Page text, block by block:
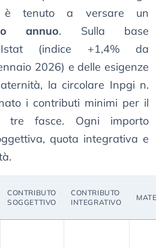
è tenuto a versare un
annuo. Sulla base
Istat (indice +1,4% da
2026) e delle esigenze
la circolare Inpgi n.
i contributi minimi per il
tre fasce. Ogni importo
quota integrativa e
CONTRIBUTO
SOGGETTIVO
CONTRIBUTO
INTEGRATIVO